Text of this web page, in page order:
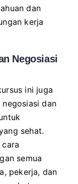
dan
kerja
Negosiasi
ini juga
dan
sehat.
semua
pekerja, dan